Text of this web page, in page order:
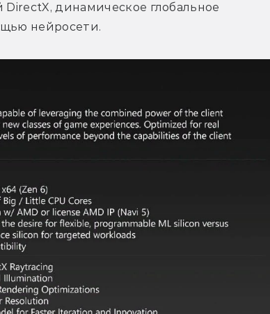
динамическое глобальное
нейросети.